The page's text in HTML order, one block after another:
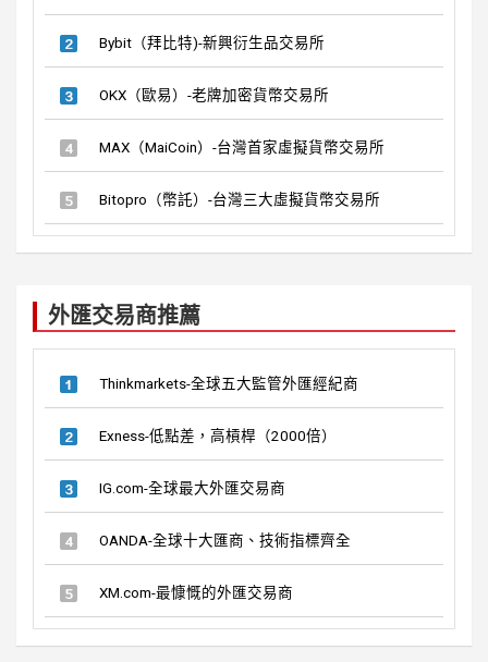
Bybit（拜比特)-新興衍生品交易所
OKX（歐易）-老牌加密貨幣交易所
MAX（MaiCoin）-台灣首家虛擬貨幣交易所
Bitopro（幣託）-台灣三大虛擬貨幣交易所
外匯交易商推薦
Thinkmarkets-全球五大監管外匯經紀商
Exness-低點差，高槓桿（2000倍）
IG.com-全球最大外匯交易商
OANDA-全球十大匯商、技術指標齊全
XM.com-最慷慨的外匯交易商